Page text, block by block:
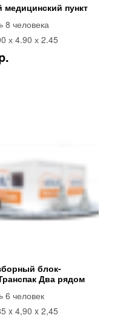
пункт
8 человека
х 4.90 х 2.45
блок-
Два рядом
6 человек
x 4,90 x 2,45